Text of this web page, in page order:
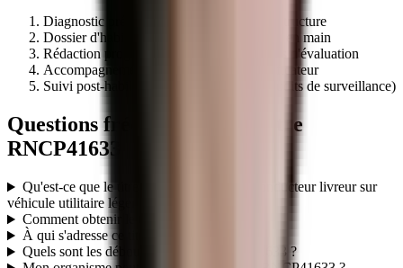
Diagnostic préalable d'éligibilité de votre structure
Dossier d'habilitation centre évaluateur clé en main
Rédaction programme + référentiel + outils d'évaluation
Accompagnement audit initial par le certificateur
Suivi post-habilitation (renouvellement, audits de surveillance)
Questions fréquentes sur le titre
RNCP41633
Qu'est-ce que le titre professionnel TP - Conducteur livreur sur
véhicule utilitaire léger (RNCP41633) ?
Comment obtenir le titre RNCP41633 ?
À qui s'adresse ce titre RNCP41633 ?
Quels sont les débouchés du titre RNCP41633 ?